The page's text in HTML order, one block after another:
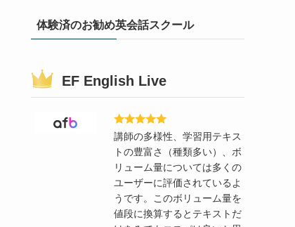
体験済のお勧め英会話スクール
EF English Live
講師の多様性、学習用テキス
トの豊富さ（種類多い）、ボ
リューム量については多くの
ユーザーに評価されているよ
うです。このボリューム量を
値段に換算するとテキストだ